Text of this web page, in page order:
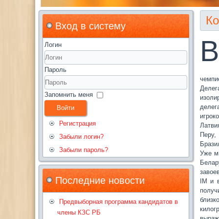
Вход в систему
Логин
Пароль
Запомнить меня
Войти
Регистрация
Забыли логин?
Забыли пароль?
Последние новости
Предвыборная программа кандидатов в
члены КЗС РБ
В
Уже
IM и